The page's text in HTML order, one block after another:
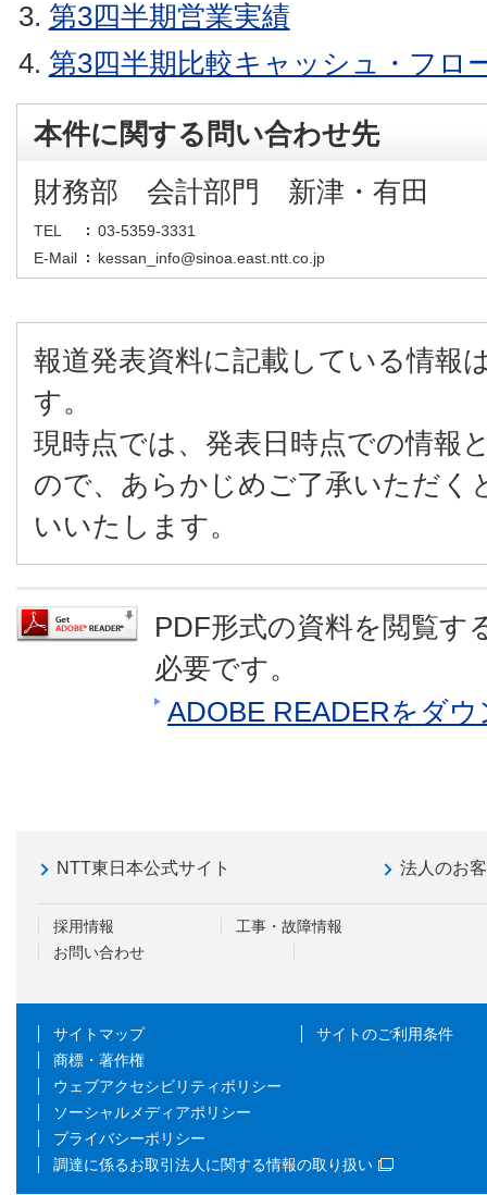
第3四半期営業実績
第3四半期比較キャッシュ・フロ
本件に関する問い合わせ先
財務部 会計部門 新津・有田
TEL
03-5359-3331
E-Mail
kessan_info@sinoa.east.ntt.co.jp
報道発表資料に記載している情報
す。
現時点では、発表日時点での情報
ので、あらかじめご了承いただく
いいたします。
PDF形式の資料を閲覧す
必要です。
ADOBE READERをダ
NTT東日本公式サイト 法人のお
採用情報
工事・故障情報
お問い合わせ
サイトマップ
サイトのご利用条件
商標・著作権
ウェブアクセシビリティポリシー
ソーシャルメディアポリシー
プライバシーポリシー
調達に係るお取引法人に関する情報の取り扱い